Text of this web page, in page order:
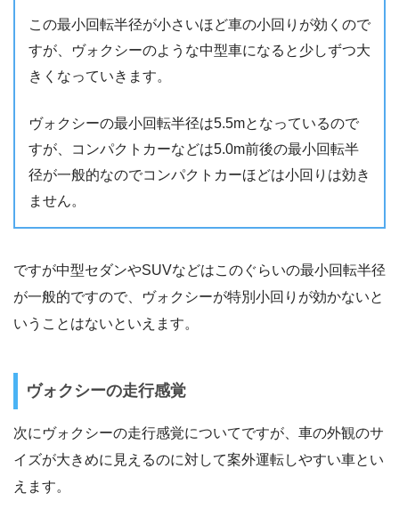
この最小回転半径が小さいほど車の小回りが効くので
すが、ヴォクシーのような中型車になると少しずつ大
きくなっていきます。
ヴォクシーの最小回転半径は5.5mとなっているので
すが、コンパクトカーなどは5.0m前後の最小回転半
径が一般的なのでコンパクトカーほどは小回りは効き
ません。
ですが中型セダンやSUVなどはこのぐらいの最小回転半径
が一般的ですので、ヴォクシーが特別小回りが効かないと
いうことはないといえます。
ヴォクシーの走行感覚
次にヴォクシーの走行感覚についてですが、車の外観のサ
イズが大きめに見えるのに対して案外運転しやすい車とい
えます。